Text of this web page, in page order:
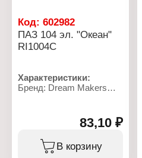
Код: 602982
ПАЗ 104 эл. "Океан"
RI1004C
Характеристики:
Бренд: Dream Makers
Модель: "Океан"
Размер собранного
пазла: 33х23 см
Количество элементов:
83,10 ₽
В корзину